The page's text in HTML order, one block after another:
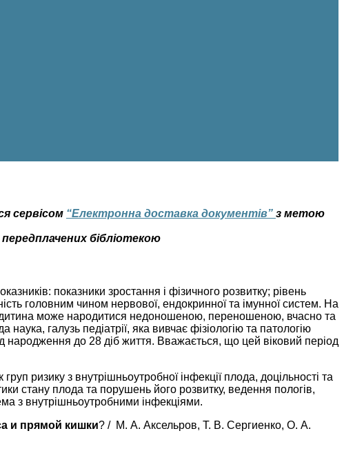
сервісом “Електронна доставка документів” з метою
бібліотекою
показники зростання і фізичного розвитку; рівень
головним чином нервової, ендокринної та імунної систем. На
дитина може народитися недоношеною, переношеною, вчасно та
наука, галузь педіатрії, яка вивчає фізіологію та патологію
народження до 28 діб життя. Вважається, що цей віковий період
ризику з внутрішньоутробної інфекції плода, доцільності та
стану плода та порушень його розвитку, ведення пологів,
з внутрішньоутробними інфекціями.
и прямой кишки? / М. А. Аксельров, Т. В. Сергиенко, О. А.